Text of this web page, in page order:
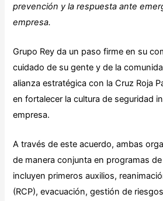
prevención y la respuesta ante
empresa.
Grupo Rey da un paso firme en su
cuidado de su gente y de la
alianza estratégica con la Cruz Roja
en fortalecer la cultura de seguridad
empresa.
A través de este acuerdo, ambas
de manera conjunta en programas
incluyen primeros auxilios,
(RCP), evacuación, gestión de